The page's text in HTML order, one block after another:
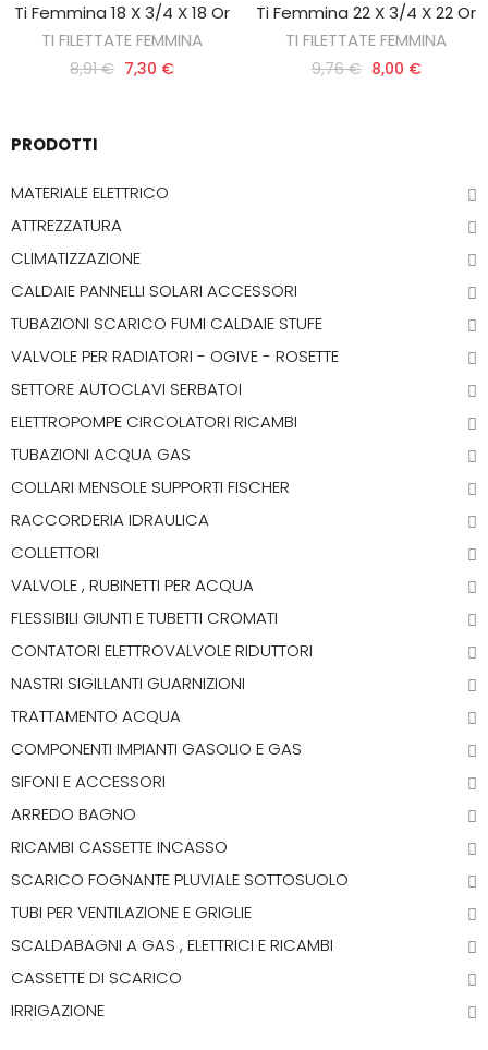
AGGIUNGI AL CARRELLO
Ti Femmina 18 X 3/4 X 18 Or
TI FILETTATE FEMMINA
8,91 € 7,30 €
AGGIUNGI AL CARRELLO
Ti Femmina 22 X 3/4 X 22 Or
TI FILETTATE FEMMINA
9,76 € 8,00 €
PRODOTTI
MATERIALE ELETTRICO
ATTREZZATURA
CLIMATIZZAZIONE
CALDAIE PANNELLI SOLARI ACCESSORI
TUBAZIONI SCARICO FUMI CALDAIE STUFE
VALVOLE PER RADIATORI - OGIVE - ROSETTE
SETTORE AUTOCLAVI SERBATOI
ELETTROPOMPE CIRCOLATORI RICAMBI
TUBAZIONI ACQUA GAS
COLLARI MENSOLE SUPPORTI FISCHER
RACCORDERIA IDRAULICA
COLLETTORI
VALVOLE , RUBINETTI PER ACQUA
FLESSIBILI GIUNTI E TUBETTI CROMATI
CONTATORI ELETTROVALVOLE RIDUTTORI
NASTRI SIGILLANTI GUARNIZIONI
TRATTAMENTO ACQUA
COMPONENTI IMPIANTI GASOLIO E GAS
SIFONI E ACCESSORI
ARREDO BAGNO
RICAMBI CASSETTE INCASSO
SCARICO FOGNANTE PLUVIALE SOTTOSUOLO
TUBI PER VENTILAZIONE E GRIGLIE
SCALDABAGNI A GAS , ELETTRICI E RICAMBI
CASSETTE DI SCARICO
IRRIGAZIONE